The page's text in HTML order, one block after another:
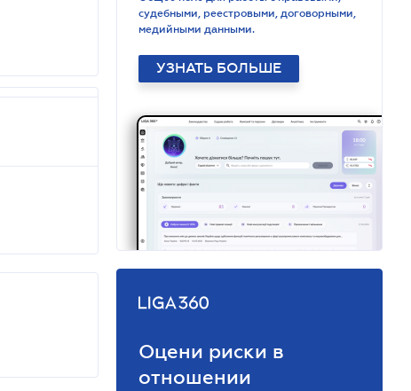
судебными, реестровыми, договорными,
медийными данными.
УЗНАТЬ БОЛЬШЕ
Оцени риски в
отношении